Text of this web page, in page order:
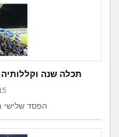
תכלה שנה
הפסד שלישי